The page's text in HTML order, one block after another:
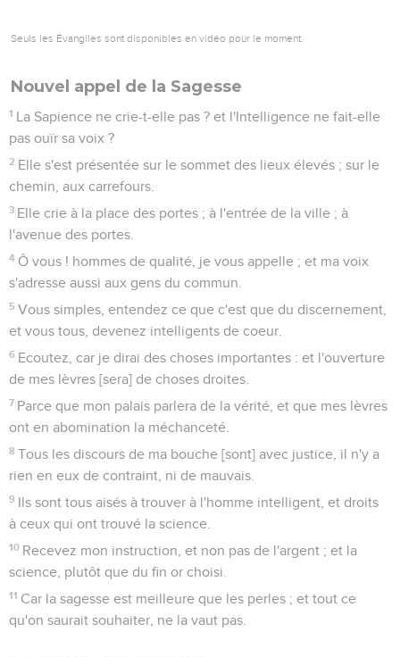
Seuls les Évangiles sont disponibles en vidéo pour le moment.
Nouvel appel de la Sagesse
1 La Sapience ne crie-t-elle pas ? et l'Intelligence ne fait-elle
pas ouïr sa voix ?
2 Elle s'est présentée sur le sommet des lieux élevés ; sur le
chemin, aux carrefours.
3 Elle crie à la place des portes ; à l'entrée de la ville ; à
l'avenue des portes.
4 Ô vous ! hommes de qualité, je vous appelle ; et ma voix
s'adresse aussi aux gens du commun.
5 Vous simples, entendez ce que c'est que du discernement,
et vous tous, devenez intelligents de coeur.
6 Ecoutez, car je dirai des choses importantes : et l'ouverture
de mes lèvres [sera] de choses droites.
7 Parce que mon palais parlera de la vérité, et que mes lèvres
ont en abomination la méchanceté.
8 Tous les discours de ma bouche [sont] avec justice, il n'y a
rien en eux de contraint, ni de mauvais.
9 Ils sont tous aisés à trouver à l'homme intelligent, et droits
à ceux qui ont trouvé la science.
10 Recevez mon instruction, et non pas de l'argent ; et la
science, plutôt que du fin or choisi.
11 Car la sagesse est meilleure que les perles ; et tout ce
qu'on saurait souhaiter, ne la vaut pas.